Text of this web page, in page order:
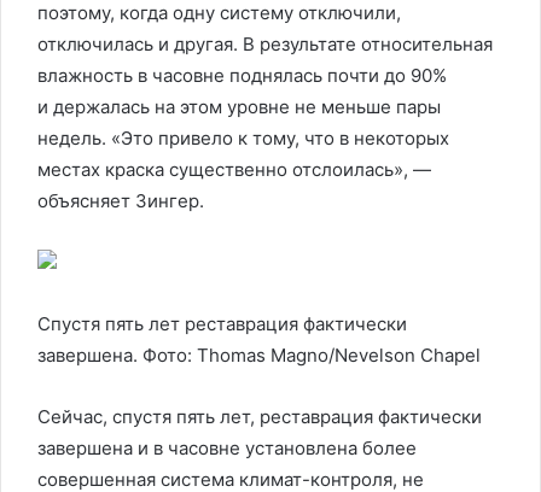
поэтому, когда одну систему отключили,
отключилась и другая. В результате относительная
влажность в часовне поднялась почти до 90%
и держалась на этом уровне не меньше пары
недель. «Это привело к тому, что в некоторых
местах краска существенно отслоилась», —
объясняет Зингер.
Спустя пять лет реставрация фактически
завершена. Фото: Thomas Magno/Nevelson Chapel
Сейчас, спустя пять лет, реставрация фактически
завершена и в часовне установлена более
совершенная система климат-контроля, не